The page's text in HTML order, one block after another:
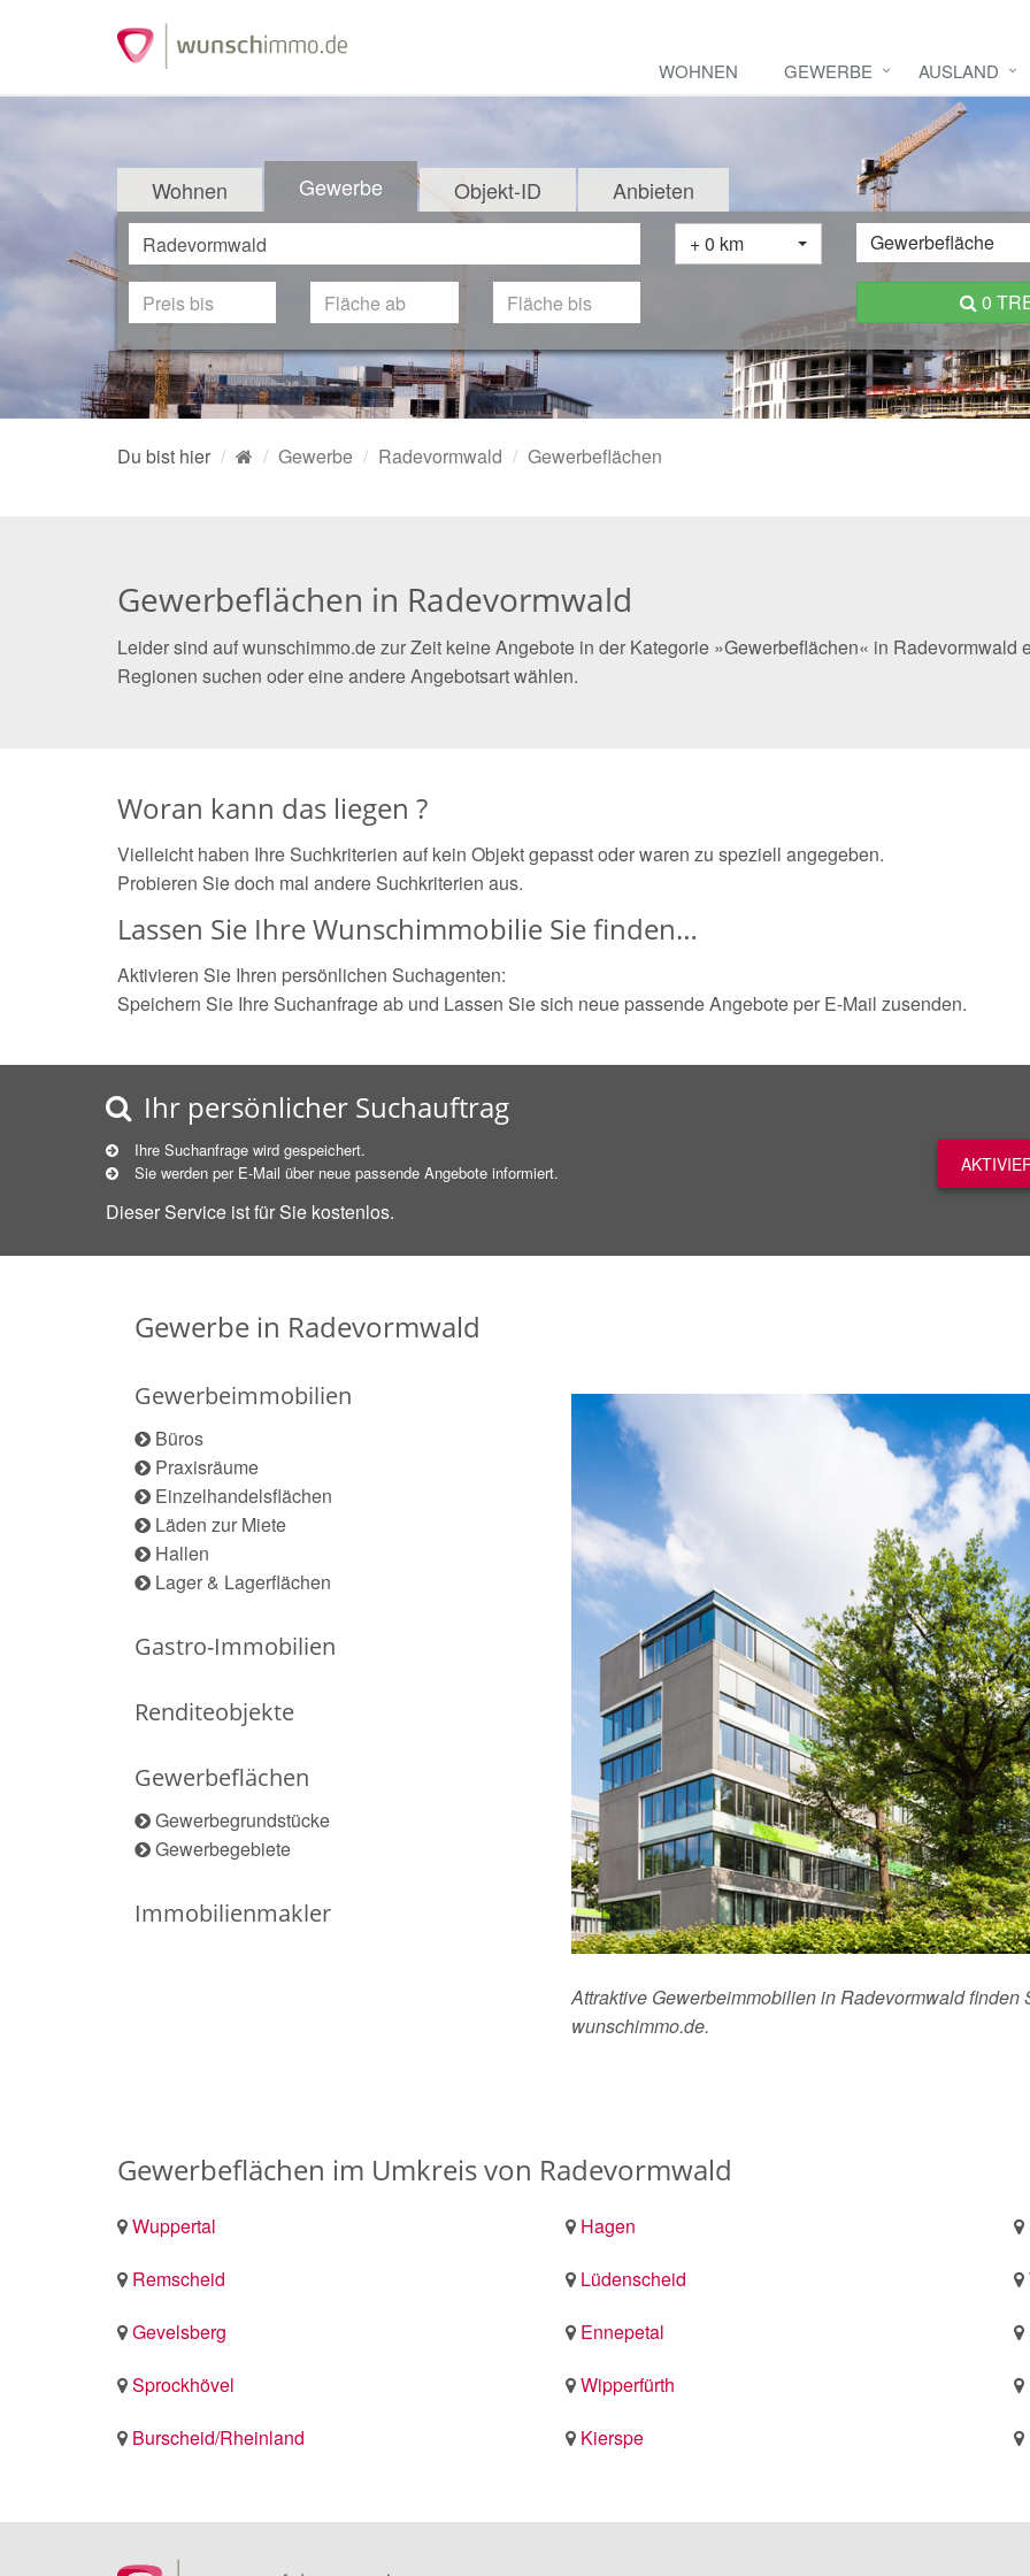
WOHNEN GEWERBE AUSLAND
Wohnen Gewerbe Objekt-ID Anbieten
+ 0 km Gewerbefläche
0
Du bist hier Gewerbe Radevormwald Gewerbeflächen
Gewerbeflächen in Radevormwald
Leider sind auf wunschimmo.de zur Zeit keine Angebote in der Kategorie »Gewerbeflächen« in
Regionen suchen oder eine andere Angebotsart wählen.
Woran kann das liegen ?
Vielleicht haben Ihre Suchkriterien auf kein Objekt gepasst oder waren zu speziell angegeben.
Probieren Sie doch mal andere Suchkriterien aus.
Lassen Sie Ihre Wunschimmobilie Sie finden…
Aktivieren Sie Ihren persönlichen Suchagenten:
Speichern Sie Ihre Suchanfrage ab und Lassen Sie sich neue passende Angebote per E-Mail zusenden.
Ihr persönlicher Suchauftrag
Ihre Suchanfrage wird gespeichert.
Sie werden per E-Mail über neue passende Angebote informiert.
Dieser Service ist für Sie kostenlos.
Gewerbe in Radevormwald
Gewerbeimmobilien
Büros
Praxisräume
Einzelhandelsflächen
Läden zur Miete
Hallen
Lager & Lagerflächen
Gastro-Immobilien
Renditeobjekte
Gewerbeflächen
Gewerbegrundstücke
Gewerbegebiete
Immobilienmakler
Attraktive Gewerbeimmobilien in Radevormwald
wunschimmo.de.
Gewerbeflächen im Umkreis von Radevormwald
Wuppertal Hagen
Remscheid
Lüdenscheid
Gevelsberg
Ennepetal
Sprockhövel
Wipperfürth
Burscheid/Rheinland
Kierspe